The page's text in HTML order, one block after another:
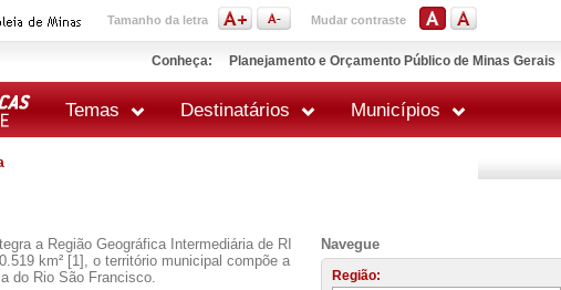
Tamanho da letra Mudar contraste
Planejamento e Orçamento Público de Minas Gerais
Conheça:
Temas Destinatários Municípios
a Região Geográfica Intermediária de RI
km² [1], o território municipal compõe a
do Rio São Francisco.
Navegue
Região: